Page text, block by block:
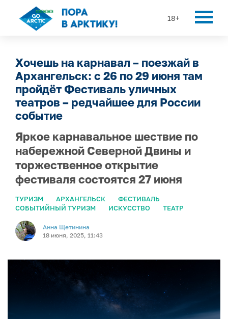
18+
Хочешь на карнавал – поезжай в
Архангельск: с 26 по 29 июня там
пройдёт Фестиваль уличных
театров – редчайшее для России
событие
Яркое карнавальное шествие по
набережной Северной Двины и
торжественное открытие
фестиваля состоятся 27 июня
ТУРИЗМ АРХАНГЕЛЬСК
ФЕСТИВАЛЬ
СОБЫТИЙНЫЙ ТУРИЗМ
ИСКУССТВО ТЕАТР
Анна Щетинина
18 июня, 2025, 11:43